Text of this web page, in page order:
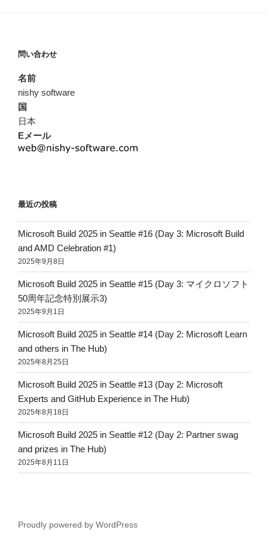
問い合わせ
名前
nishy software
国
日本
Eメール
最近の投稿
Microsoft Build 2025 in Seattle #16 (Day 3: Microsoft Build
and AMD Celebration #1)
2025年9月8日
Microsoft Build 2025 in Seattle #15 (Day 3: マイクロソフト
50周年記念特別展示3)
2025年9月1日
Microsoft Build 2025 in Seattle #14 (Day 2: Microsoft Learn
and others in The Hub)
2025年8月25日
Microsoft Build 2025 in Seattle #13 (Day 2: Microsoft
Experts and GitHub Experience in The Hub)
2025年8月18日
Microsoft Build 2025 in Seattle #12 (Day 2: Partner swag
and prizes in The Hub)
2025年8月11日
Proudly powered by WordPress